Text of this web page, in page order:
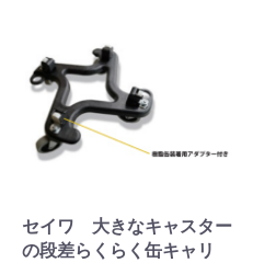
セイワ 大きなキャスター
の段差らくらく缶キャリ